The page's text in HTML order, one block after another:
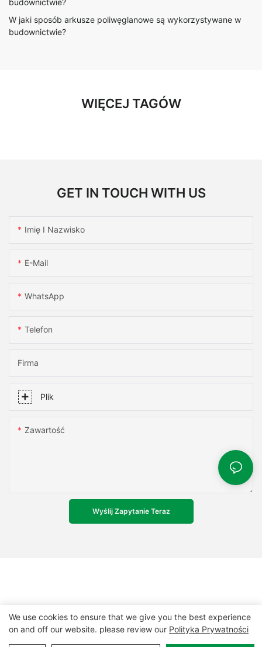
W jaki sposób arkusze poliwęglanowe są wykorzystywane w
budownictwie?
WIĘCEJ TAGÓW
GET IN TOUCH WITH US
Imię I Nazwisko
E-Mail
WhatsApp
Telefon
Firma
Plik
Zawartość
Wyślij Zapytanie Teraz
We use cookies to ensure that we give you the best experience
on and off our website. please review our Polityka Prywatności